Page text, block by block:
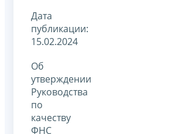
Дата
публикации:
15.02.2024
Об
утверждении
Руководства
по
качеству
ФНС